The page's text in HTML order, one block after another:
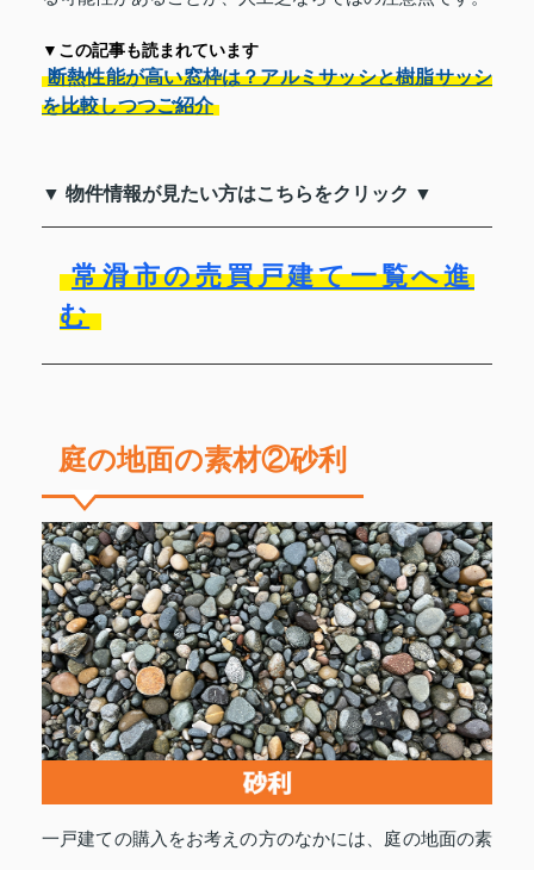
▼この記事も読まれています
断熱性能が高い窓枠は？アルミサッシと樹脂サッシ
を比較しつつご紹介
▼ 物件情報が見たい方はこちらをクリック ▼
常滑市の売買戸建て一覧へ進
む
庭の地面の素材②砂利
一戸建ての購入をお考えの方のなかには、庭の地面の素